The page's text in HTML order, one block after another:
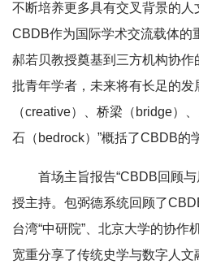
不断培养更多具有交叉背景的人
CBDB作为国际学术交流载体的
郝若贝教授奠基到三方机构协
批青年学者，未来将有长足的发
（creative）、 桥梁 （ bridge）、
石 （ bedrock）”概括了CBDB的
首场主旨报告“CBDB回顾
授主持。包弼德系统回顾了
台湾“中研院”、北京大学的协作
宽重分享了传统史学与数字人